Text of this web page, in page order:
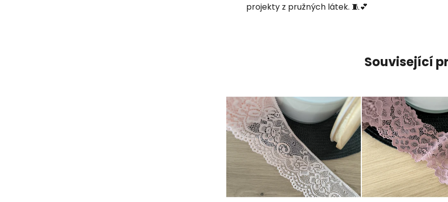
projekty z pružných látek. 🧵💕
Související